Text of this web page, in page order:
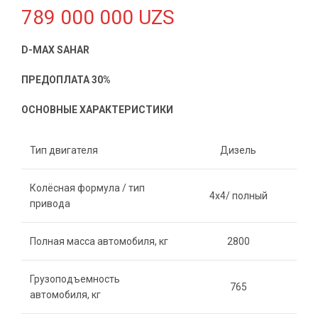
789 000 000 UZS
D-MAX SAHAR
ПРЕДОПЛАТА 30%
ОСНОВНЫЕ ХАРАКТЕРИСТИКИ
Тип двигателя Дизель
Колёсная формула / тип
привода
4х4/ полный
Полная масса автомобиля, кг 2800
Грузоподъемность
автомобиля, кг
765